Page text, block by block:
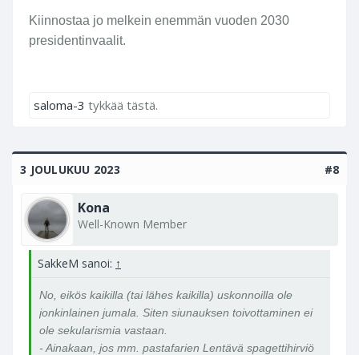
Kiinnostaa jo melkein enemmän vuoden 2030
presidentinvaalit.
saloma-3 tykkää tästä.
3 JOULUKUU 2023 #8
Kona
Well-Known Member
SakkeM sanoi: ↑
No, eikös kaikilla (tai lähes kaikilla) uskonnoilla ole
jonkinlainen jumala. Siten siunauksen toivottaminen ei
ole sekularismia vastaan.
- Ainakaan, jos mm. pastafarien Lentävä spagettihirviö